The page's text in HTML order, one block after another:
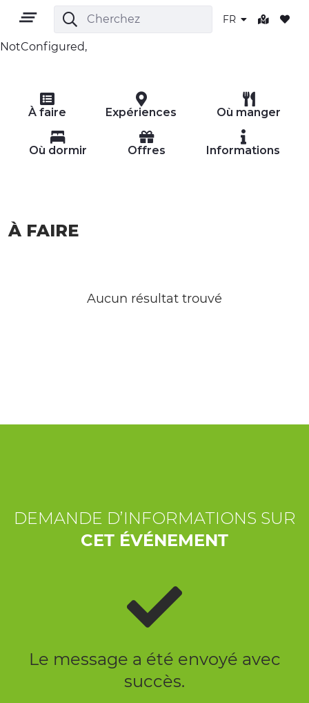
FR
PLEIN AIR
NATURE ET BIEN-ÊTRE
NotConfigured,
À faire Expériences Où manger
Où dormir Offres Informations
À FAIRE
Aucun résultat trouvé
DEMANDE D’INFORMATIONS SUR
CET ÉVÉNEMENT
Le message a été envoyé avec
succès.